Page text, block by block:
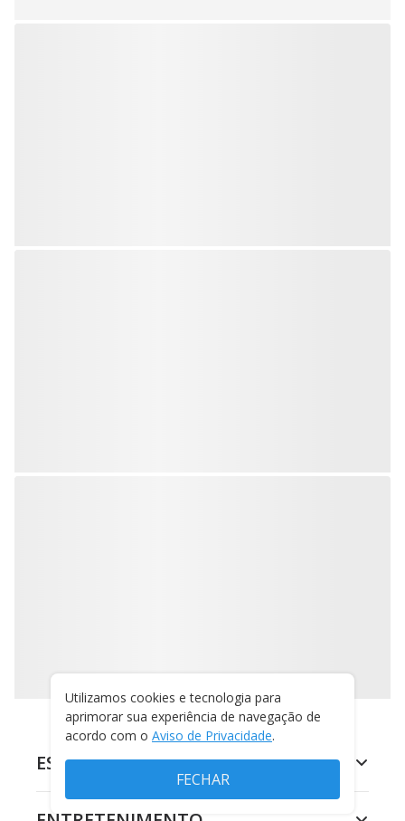
ESPORTES
Utilizamos cookies e tecnologia para
aprimorar sua experiência de navegação de
acordo com o Aviso de Privacidade.
FECHAR